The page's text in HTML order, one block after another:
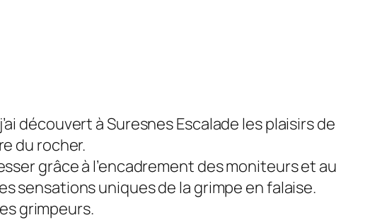
découvert à Suresnes Escalade les plaisirs de
du rocher.
grâce à l’encadrement des moniteurs et au
sensations uniques de la grimpe en falaise.
grimpeurs.